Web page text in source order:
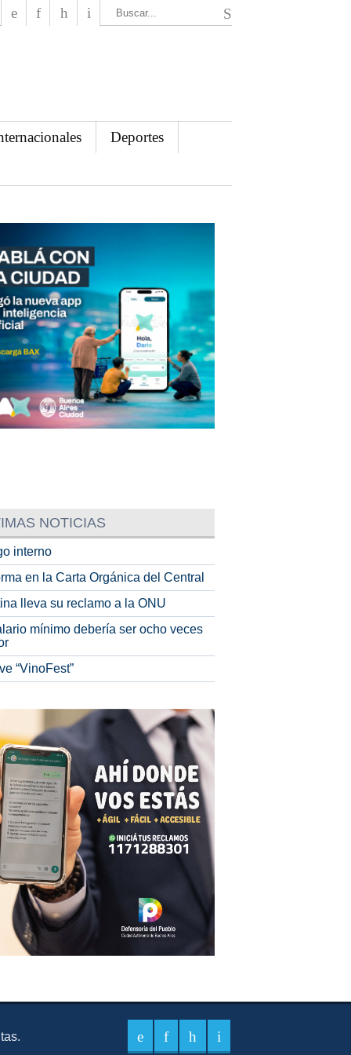
Deportes
NOTICIAS
interno
en la Carta Orgánica del Central
lleva su reclamo a la ONU
mínimo debería ser ocho veces
“VinoFest”